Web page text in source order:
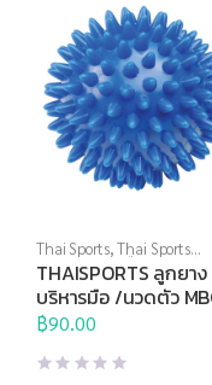
Thai Sports,Thai Sports
Brand,บริหารมือ, อุปกรณ์คล
กล้ามเนื้อ,อุปกรณ์นวด ,อุปก
บริหารกาย,อุปกรณ์สุขภาพเ
ผู้สูงวัย,อุปกรณ์เพื่อสุขภาพ
THAISPORTS ลูกยาง
บริหารมือ /นวดตัว
07 (อัน)
฿90.00